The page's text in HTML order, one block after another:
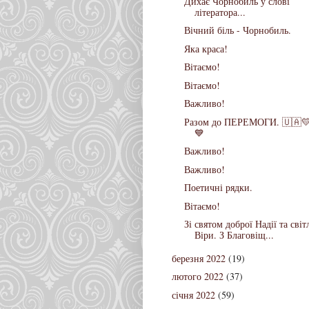
літератора...
Вічний біль - Чорнобиль.
Яка краса!
Вітаємо!
Вітаємо!
Важливо!
Разом до ПЕРЕМОГИ.
💙
Важливо!
Важливо!
Поетичні рядки.
Вітаємо!
Зі святом доброї Надії та
Віри. З Благовіщ...
березня 2022 (19)
лютого 2022 (37)
січня 2022 (59)